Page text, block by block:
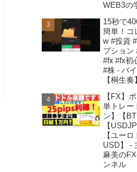
WEB3の
15秒で
簡単！コ
w #投資
プション
#fx #fx初
#株 - バ
【桐生奏
【FX】
単トレー
ン】【
【
【ユー
USD】 -
麻美の
ンネル